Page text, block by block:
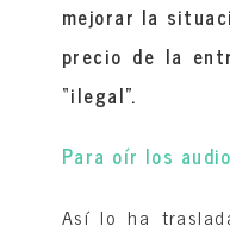
mejorar la
precio de la
“ilegal”.
Para oír los
Así lo ha